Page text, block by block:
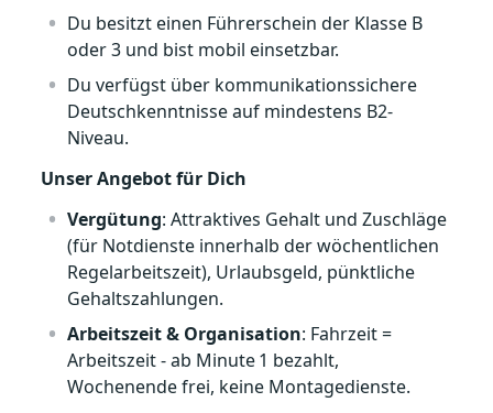
Du besitzt einen Führerschein der Klasse B
oder 3 und bist mobil einsetzbar.
Du verfügst über kommunikationssichere
Deutschkenntnisse auf mindestens B2-
Niveau.
Unser Angebot für Dich
Vergütung: Attraktives Gehalt und Zuschläge
(für Notdienste innerhalb der wöchentlichen
Regelarbeitszeit), Urlaubsgeld, pünktliche
Gehaltszahlungen.
Arbeitszeit & Organisation: Fahrzeit =
Arbeitszeit - ab Minute 1 bezahlt,
Wochenende frei, keine Montagedienste.